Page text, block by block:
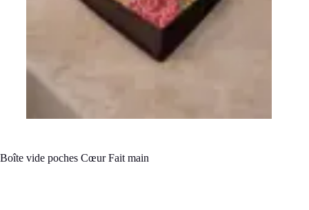
Boîte vide poches Cœur Fait main